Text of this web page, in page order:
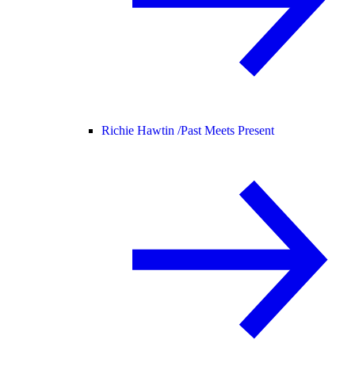
Richie Hawtin /Past Meets Present